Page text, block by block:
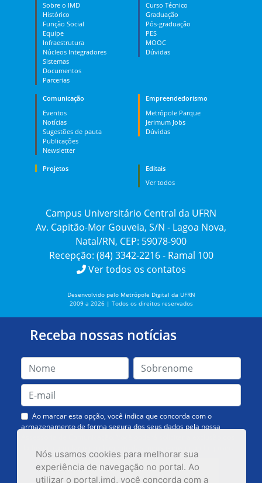
Nós usamos cookies para melhorar sua
experiência de navegação no portal. Ao
utilizar o portal.imd, você concorda com a
Sobre o IMD
Histórico
Função Social
Equipe
Infraestrutura
Núcleos Integradores
Sistemas
Documentos
Parcerias
Curso Técnico
Graduação
Pós-graduação
PES
MOOC
Dúvidas
Comunicação
Eventos
Notícias
Sugestões de pauta
Publicações
Newsletter
Empreendedorismo
Metrópole Parque
Jerimum Jobs
Dúvidas
Projetos
Editais
Ver todos
Campus Universitário Central da UFRN
Av. Capitão-Mor Gouveia, S/N - Lagoa Nova,
Natal/RN, CEP: 59078-900
Recepção: (84) 3342-2216 - Ramal 100
Ver todos os contatos
Desenvolvido pelo Metrópole Digital da UFRN
2009 a 2026 | Todos os direitos reservados
Receba nossas notícias
Ao marcar esta opção, você indica que concorda com o
armazenamento de forma segura dos seus dados pela nossa